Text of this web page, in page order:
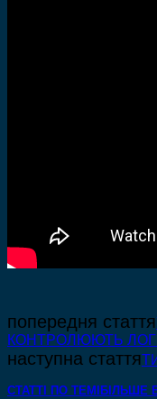
попередня стаття
КОНТРОЛЮЮТЬ
наступна стаття
СТАТТІ ПО ТЕМІ БІЛЬШЕ